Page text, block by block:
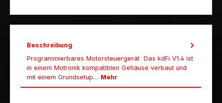
Beschreibung
Programmierbares Motorsteuergerät Das kdFi V1.4 ist
in einem Motronik kompatiblen Gehäuse verbaut und
mit einem Grundsetup… Mehr